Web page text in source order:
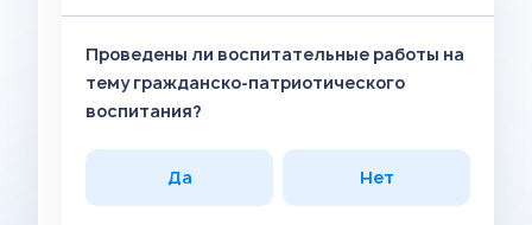
Проведены ли воспитательные работы на
тему гражданско-патриотического
воспитания?
Да Нет